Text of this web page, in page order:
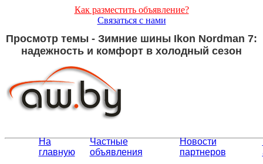
Как разместить объявление?
Связаться с нами
Просмотр темы - Зимние шины Ikon Nordman 7:
надежность и комфорт в холодный сезон
На
главную
Частные
объявления
Новости
партнеров